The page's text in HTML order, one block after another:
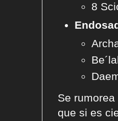
8
Se
que si es